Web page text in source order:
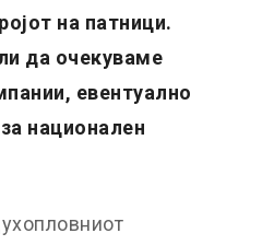
на патници.
да очекуваме
евентуално
национален